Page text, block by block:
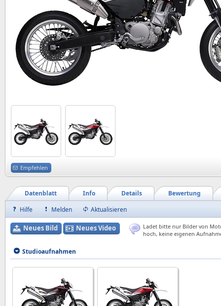
Empfehlen
Bewertung
Details
Info
Datenblatt
Hilfe
Melden Aktualisieren
Neues Bild Neues Video
Ladet bitte nur Bilder von
hoch, keine eigenen
Studioaufnahmen